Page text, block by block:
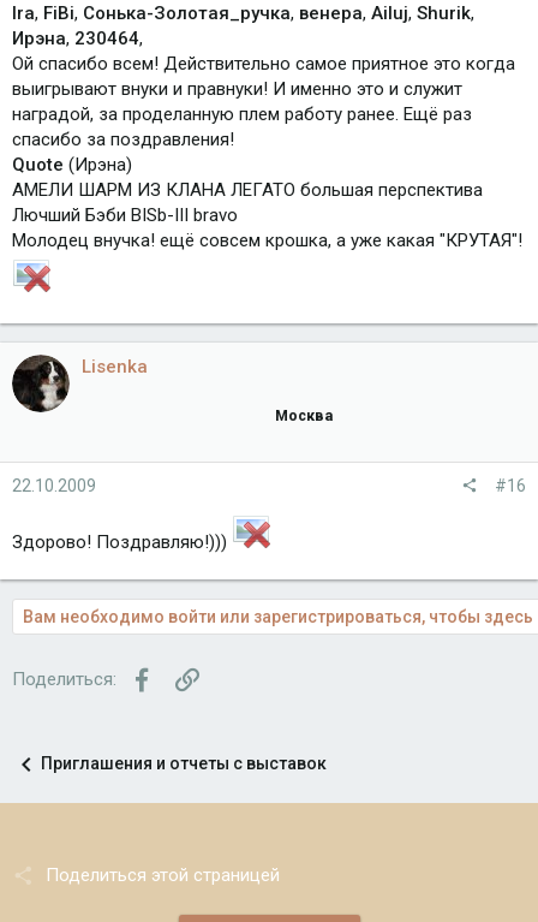
Ira, FiBi, Сонька-Золотая_ручка, венера, Ailuj, Shurik,
Ирэна, 230464,
Ой спасибо всем! Действительно самое приятное это когда
выигрывают внуки и правнуки! И именно это и служит
наградой, за проделанную плем работу ранее. Ещё раз
спасибо за поздравления!
Quote (Ирэна)
АМЕЛИ ШАРМ ИЗ КЛАНА ЛЕГАТО большая перспектива
Лючший Бэби BISb-III bravo
Молодец внучка! ещё совсем крошка, а уже какая "КРУТАЯ"!
Lisenka
Москва
22.10.2009 #16
Здорово! Поздравляю!)))
Вам необходимо войти или зарегистрироваться, чтобы здесь
Поделиться: FacebookСсылка
Приглашения и отчеты с выставок
Поделиться этой страницей